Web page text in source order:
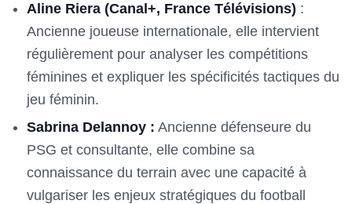
Aline Riera (Canal+, France Télévisions) :
Ancienne joueuse internationale, elle intervient
régulièrement pour analyser les compétitions
féminines et expliquer les spécificités tactiques du
jeu féminin.
Sabrina Delannoy : Ancienne défenseure du
PSG et consultante, elle combine sa
connaissance du terrain avec une capacité à
vulgariser les enjeux stratégiques du football